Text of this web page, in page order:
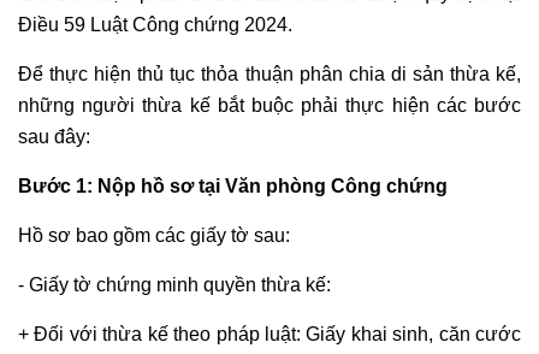
tranh
lao
động
Tư
vấn
luật
động
Hôn
Điều 59 Luật Công chứng 2024.
Để thực hiện thủ tục thỏa thuận phân chia di sản thừa kế,
những người thừa kế bắt buộc phải thực hiện các bước
sau đây:
Bước 1: Nộp hồ sơ tại Văn phòng Công chứng
Hồ sơ bao gồm các giấy tờ sau:
- Giấy tờ chứng minh quyền thừa kế:
+ Đối với thừa kế theo pháp luật: Giấy khai sinh, căn cước